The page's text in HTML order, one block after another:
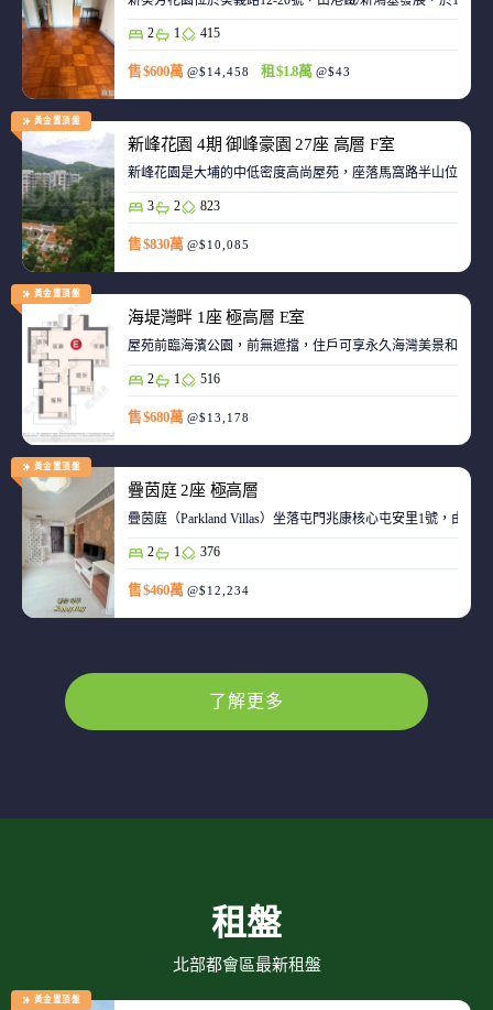
2 1 415
售 $600萬 @$14,458 租 $1.8萬 @$43
黃金置頂盤
新峰花園 4期 御峰豪園 27座 高層 F室
新峰花園是大埔的中低密度高尚屋苑，座落馬窩路半山位置
3 2 823
售 $830萬 @$10,085
黃金置頂盤
海堤灣畔 1座 極高層 E室
屋苑前臨海濱公園，前無遮擋，住戶可享永久海灣美景和赤
2 1 516
售 $680萬 @$13,178
黃金置頂盤
疊茵庭 2座 極高層
疊茵庭（Parkland Villas）坐落屯門兆康核心屯安里1號，由
2 1 376
售 $460萬 @$12,234
了解更多
租盤
北部都會區最新租盤
黃金置頂盤